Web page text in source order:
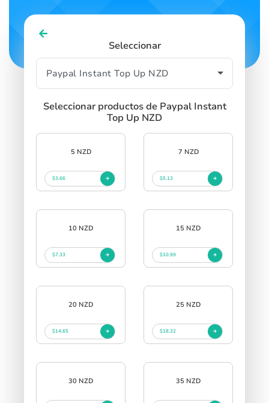
Seleccionar
Seleccionar productos de Paypal Instant
Top Up NZD
5 NZD
$3.66
7 NZD
$5.13
10 NZD
$7.33
15 NZD
$10.99
20 NZD
$14.65
25 NZD
$18.32
30 NZD 35 NZD